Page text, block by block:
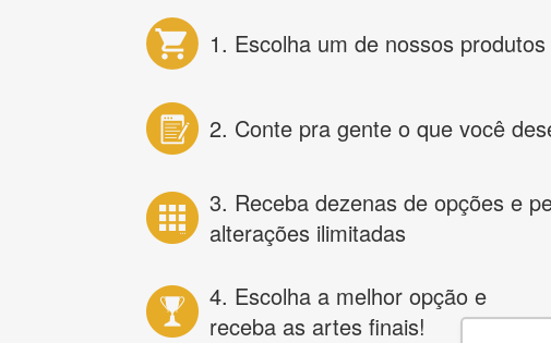
1. Escolha um de nossos produtos
2. Conte pra gente o que você
3. Receba dezenas de opções e
alterações ilimitadas
4. Escolha a melhor opção e
receba as artes finais!